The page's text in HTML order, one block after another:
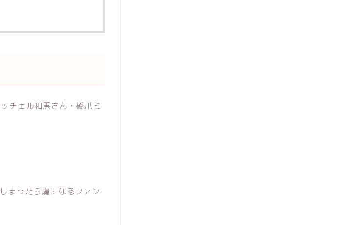
チェル和馬さん・橋爪ミ
まったら虜になるファン